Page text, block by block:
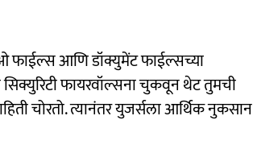
फाईल्स आणि डॉक्युमेंट फाईल्सच्या
सिक्युरिटी फायरवॉल्सना चुकवून थेट तुमची
चोरतो. त्यानंतर युजर्सला आर्थिक नुकसान